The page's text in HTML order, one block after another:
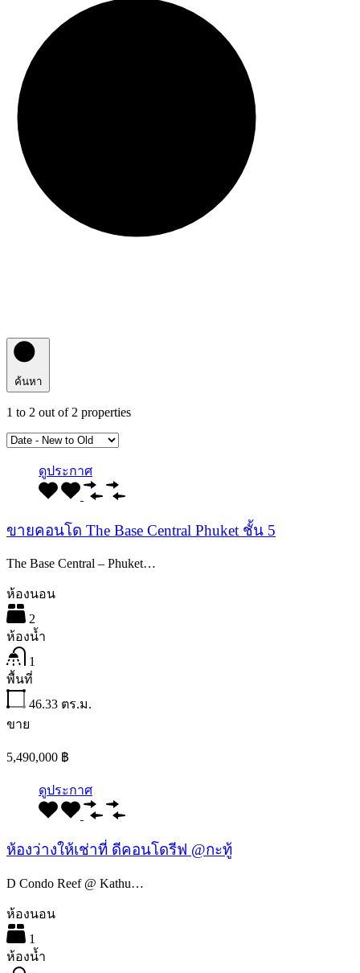
ค้นหา
1 to 2 out of 2 properties
ดูประกาศ
ขายคอนโด The Base Central Phuket ชั้น 5
The Base Central – Phuket…
ห้องนอน
2
ห้องน้ำ
1
พื้นที่
46.33 ตร.ม.
ขาย
5,490,000 ฿
ดูประกาศ
ห้องว่างให้เช่าที่ ดีคอนโดรีฟ @กะทู้
D Condo Reef @ Kathu…
ห้องนอน
1
ห้องน้ำ